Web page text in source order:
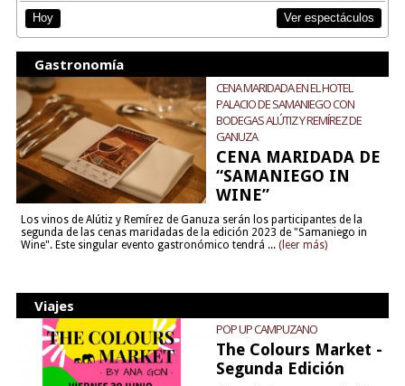
Hoy Ver espectáculos
Gastronomía
CENA MARIDADA EN EL HOTEL
PALACIO DE SAMANIEGO CON
BODEGAS ALÚTIZ Y REMÍREZ DE
GANUZA
CENA MARIDADA DE
“SAMANIEGO IN
WINE”
Los vinos de Alútiz y Remírez de Ganuza serán los participantes de la
segunda de las cenas maridadas de la edición 2023 de "Samaniego in
Wine". Este singular evento gastronómico tendrá ... (leer más)
Viajes
POP UP CAMPUZANO
The Colours Market -
Segunda Edición